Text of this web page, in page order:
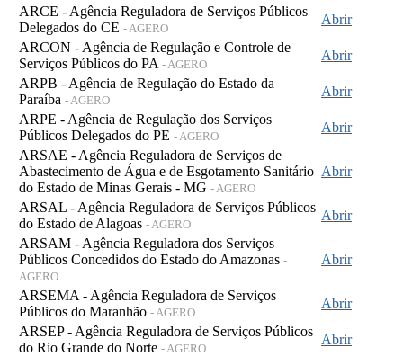
ARCE - Agência Reguladora de Serviços Públicos
Delegados do CE - AGERO
Abrir
ARCON - Agência de Regulação e Controle de
Serviços Públicos do PA - AGERO
Abrir
ARPB - Agência de Regulação do Estado da
Paraíba - AGERO
Abrir
ARPE - Agência de Regulação dos Serviços
Públicos Delegados do PE - AGERO
Abrir
ARSAE - Agência Reguladora de Serviços de
Abastecimento de Água e de Esgotamento Sanitário
do Estado de Minas Gerais - MG - AGERO
Abrir
ARSAL - Agência Reguladora de Serviços Públicos
do Estado de Alagoas - AGERO
Abrir
ARSAM - Agência Reguladora dos Serviços
Públicos Concedidos do Estado do Amazonas -
AGERO
Abrir
ARSEMA - Agência Reguladora de Serviços
Públicos do Maranhão - AGERO
Abrir
ARSEP - Agência Reguladora de Serviços Públicos
do Rio Grande do Norte - AGERO
Abrir